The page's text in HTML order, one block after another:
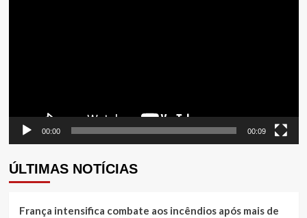
00:00 00:09
ÚLTIMAS NOTÍCIAS
França intensifica combate aos incêndios após mais de